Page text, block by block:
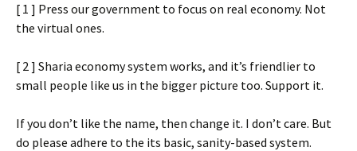
[ 1 ] Press our government to focus on real economy. Not
the virtual ones.
[ 2 ] Sharia economy system works, and it’s friendlier to
small people like us in the bigger picture too. Support it.
If you don’t like the name, then change it. I don’t care. But
do please adhere to the its basic, sanity-based system.